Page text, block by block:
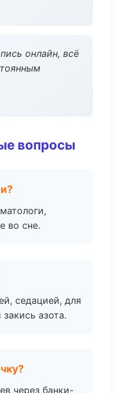
онлайн, всё
вопросы
во сне.
седацией, для
азота.
через банки-